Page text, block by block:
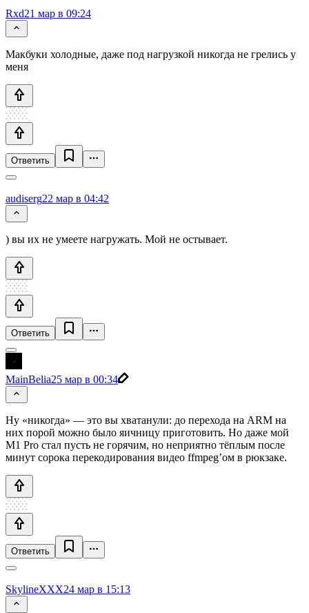
Rxd21 мар в 09:24
Макбуки холодные, даже под нагрузкой никогда не грелись у
меня
Ответить
audiserg22 мар в 04:42
) вы их не умеете нагружать. Мой не остывает.
Ответить
MainBelia25 мар в 00:34
Ну «никогда» — это вы хватанули: до перехода на ARM на
них порой можно было яичницу приготовить. Но даже мой
M1 Pro стал пусть не горячим, но неприятно тёплым после
минут сорока перекодирования видео ffmpeg’ом в рюкзаке.
Ответить
SkylineXXX24 мар в 15:13